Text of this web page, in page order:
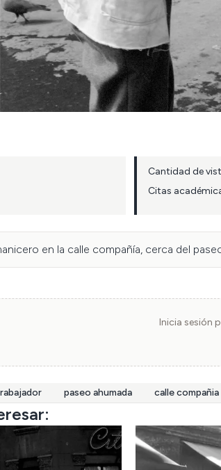
Cantidad de
Citas
en la calle compañía, cerca del
Inicia sesión
paseo ahumada calle compañia